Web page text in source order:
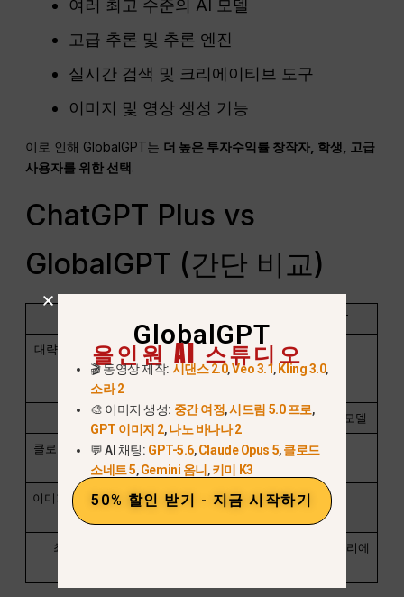
여러 최고 수준의 AI 모델
고급 추론 및 추론 엔진
실시간 검색 및 크리에이티브 도구
이미지 및 영상 생성 기능
이로 인해 GlobalGPT는 더 높은 투자수익률 창작자, 학생, 고급
사용자를 위한 선택.
ChatGPT Plus vs
GlobalGPT (간단 비교)
GlobalGPT
대략적인 월별 비용
~$20
~650–700 이집트
~$10.80
AI 모델 오픈AI만 100개 이상의 모델
클로드/쌍둥이자리/
복잡성
이미지 및 동영상 인
공지능
제한적 고급
최상의 대상
파워 유저 & 크리에
GlobalGPT
올인원 AI 스튜디오
🎬 동영상 제작: 시댄스 2.0,Veo 3.1,Kling 3.0,
소라 2
🎨 이미지 생성: 중간 여정,시드림 5.0 프로,
GPT 이미지 2,나노 바나나 2
💬 AI 채팅: GPT-5.6,Claude Opus 5,클로드
소네트 5,Gemini 옴니,키미 K3
50% 할인 받기 - 지금 시작하기